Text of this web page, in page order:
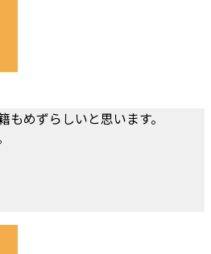
もめずらしいと思います。